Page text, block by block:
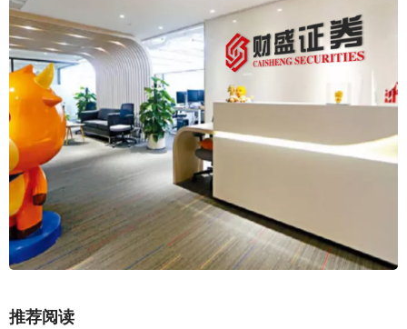
推荐阅读